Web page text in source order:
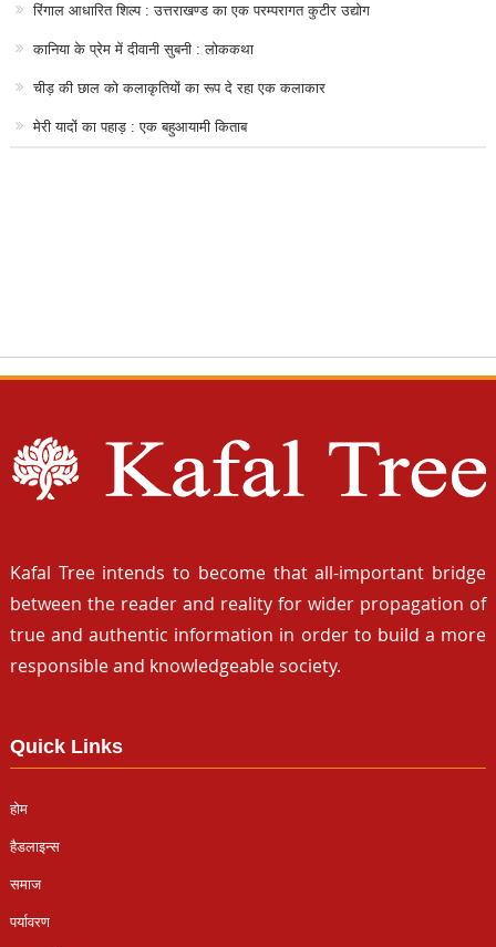
रिंगाल आधारित शिल्प : उत्तराखण्ड का एक परम्परागत कुटीर उद्योग
कानिया के प्रेम में दीवानी सुबनी : लोककथा
चीड़ की छाल को कलाकृतियों का रूप दे रहा एक कलाकार
मेरी यादों का पहाड़ : एक बहुआयामी किताब
Kafal Tree intends to become that all-important bridge
between the reader and reality for wider propagation of
true and authentic information in order to build a more
responsible and knowledgeable society.
Quick Links
होम
हैडलाइन्स
समाज
पर्यावरण